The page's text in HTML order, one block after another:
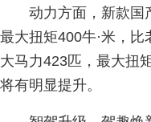
动力方面，新款国
最大扭矩400牛·米，
大马力423匹，最大扭
将有明显提升。